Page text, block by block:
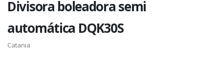
Divisora boleadora semi
automática DQK30S
Catania